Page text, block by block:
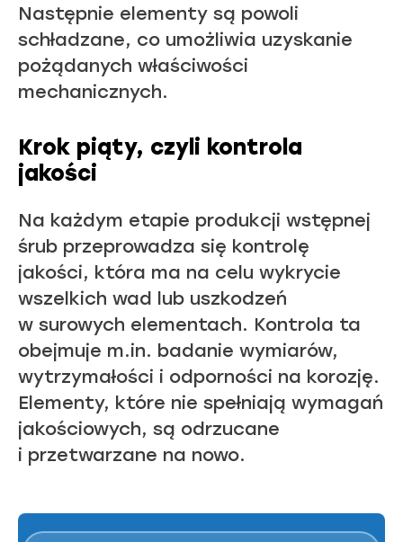
Następnie elementy są powoli
schładzane, co umożliwia uzyskanie
pożądanych właściwości
mechanicznych.
Krok piąty, czyli kontrola
jakości
Na każdym etapie produkcji wstępnej
śrub przeprowadza się kontrolę
jakości, która ma na celu wykrycie
wszelkich wad lub uszkodzeń
w surowych elementach. Kontrola ta
obejmuje m.in. badanie wymiarów,
wytrzymałości i odporności na korozję.
Elementy, które nie spełniają wymagań
jakościowych, są odrzucane
i przetwarzane na nowo.